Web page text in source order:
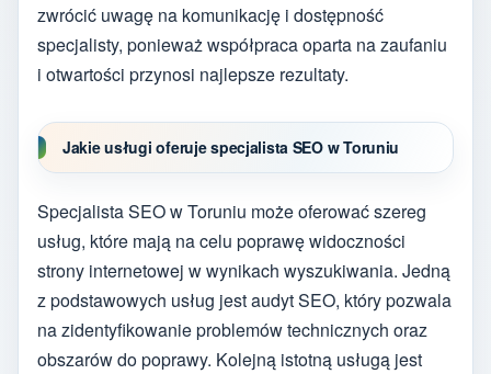
zwrócić uwagę na komunikację i dostępność
specjalisty, ponieważ współpraca oparta na zaufaniu
i otwartości przynosi najlepsze rezultaty.
Jakie usługi oferuje specjalista SEO w Toruniu
Specjalista SEO w Toruniu może oferować szereg
usług, które mają na celu poprawę widoczności
strony internetowej w wynikach wyszukiwania. Jedną
z podstawowych usług jest audyt SEO, który pozwala
na zidentyfikowanie problemów technicznych oraz
obszarów do poprawy. Kolejną istotną usługą jest